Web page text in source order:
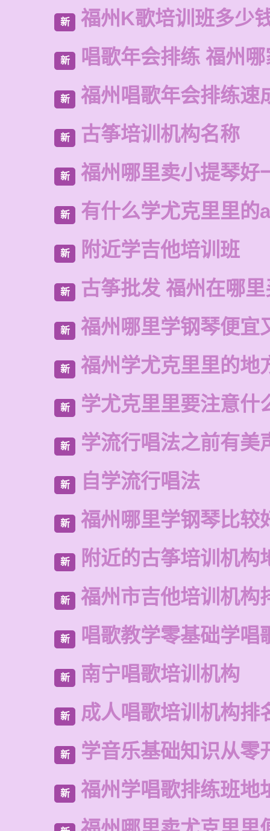
新 福州K歌培训班多少
新 唱歌年会排练 福州
新 福州唱歌年会排练速
新 古筝培训机构名称
新 福州哪里卖小提琴好
新 有什么学尤克里里的
新 附近学吉他培训班
新 古筝批发 福州在哪
新 福州哪里学钢琴便宜
新 福州学尤克里里的地
新 学尤克里里要注意什
新 学流行唱法之前有美
新 自学流行唱法
新 福州哪里学钢琴比较
新 附近的古筝培训机构
新 福州市吉他培训机构
新 唱歌教学零基础学唱
新 南宁唱歌培训机构
新 成人唱歌培训机构排
新 学音乐基础知识从零
新 福州学唱歌排练班地